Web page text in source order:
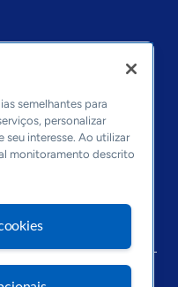
semelhantes para
personalizar
interesse. Ao utilizar
monitoramento descrito